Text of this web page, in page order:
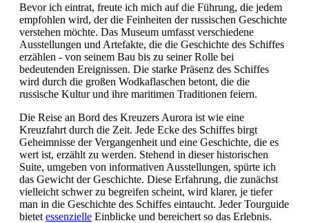
Bevor ich eintrat, freute ich mich auf die Führung, die jedem
empfohlen wird, der die Feinheiten der russischen Geschichte
verstehen möchte. Das Museum umfasst verschiedene
Ausstellungen und Artefakte, die die Geschichte des Schiffes
erzählen - von seinem Bau bis zu seiner Rolle bei
bedeutenden Ereignissen. Die starke Präsenz des Schiffes
wird durch die großen Wodkaflaschen betont, die die
russische Kultur und ihre maritimen Traditionen feiern.
Die Reise an Bord des Kreuzers Aurora ist wie eine
Kreuzfahrt durch die Zeit. Jede Ecke des Schiffes birgt
Geheimnisse der Vergangenheit und eine Geschichte, die es
wert ist, erzählt zu werden. Stehend in dieser historischen
Suite, umgeben von informativen Ausstellungen, spürte ich
das Gewicht der Geschichte. Diese Erfahrung, die zunächst
vielleicht schwer zu begreifen scheint, wird klarer, je tiefer
man in die Geschichte des Schiffes eintaucht. Jeder Tourguide
bietet essenzielle Einblicke und bereichert so das Erlebnis.